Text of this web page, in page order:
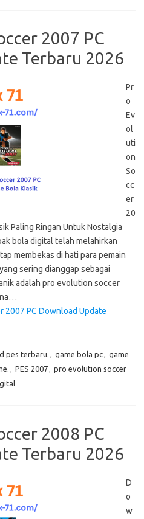
2007 PC
Terbaru 2026
Pr
o
Ev
ol
uti
on
So
cc
er
20
Paling Ringan Untuk Nostalgia
bola digital telah melahirkan
membekas di hati para pemain
sering dianggap sebagai
adalah pro evolution soccer
2007 PC Download Update
pes terbaru. , game bola pc, game
, PES 2007, pro evolution soccer
2008 PC
Terbaru 2026
D
o
w